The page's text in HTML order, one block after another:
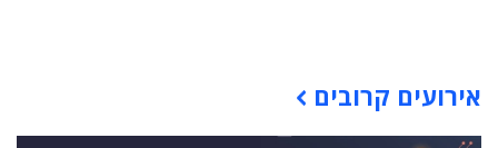
אירועים קרובים